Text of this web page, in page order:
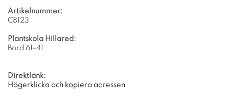
Artikelnummer:
C8123
Plantskola Hillared:
Bord 61-41
Direktlänk:
Högerklicka och kopiera adressen